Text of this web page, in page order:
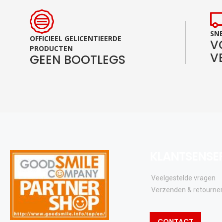
OFFICIEEL GELICENTIEERDE
PRODUCTEN
GEEN BOOTLEGS
Veelgestelde vragen
Verzenden &